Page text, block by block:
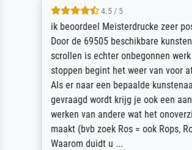
4.5 / 5
ik beoordeel Meisterdrucke zeer
Door de 69505 beschikbare
scrollen is echter onbegonnen
stoppen begint het weer van voor
Als er naar een bepaalde
gevraagd wordt krijg je ook een
werken van andere wat het
maakt (bvb zoek Ros = ook Rops,
Waarom duidt u ...